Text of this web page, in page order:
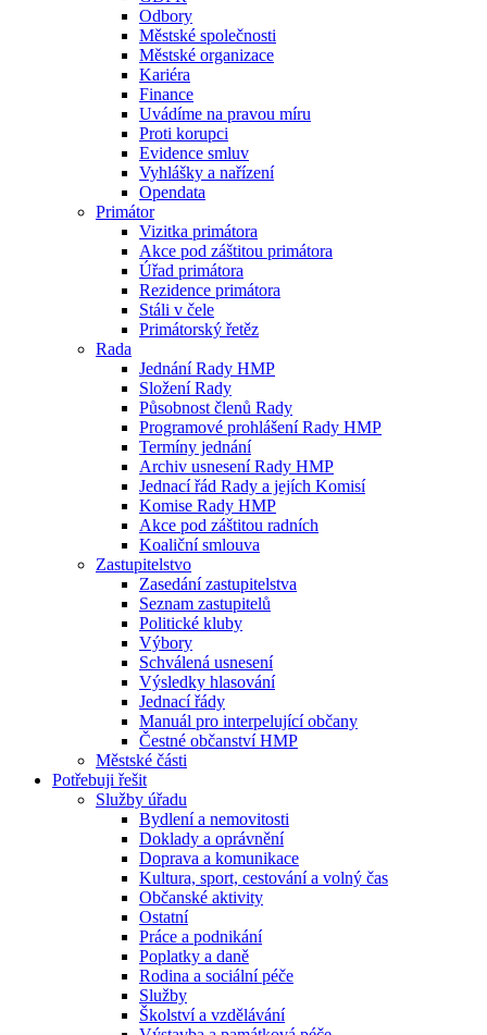
Odbory
Městské společnosti
Městské organizace
Kariéra
Finance
Uvádíme na pravou míru
Proti korupci
Evidence smluv
Vyhlášky a nařízení
Opendata
Primátor
Vizitka primátora
Akce pod záštitou primátora
Úřad primátora
Rezidence primátora
Stáli v čele
Primátorský řetěz
Rada
Jednání Rady HMP
Složení Rady
Působnost členů Rady
Programové prohlášení Rady HMP
Termíny jednání
Archiv usnesení Rady HMP
Jednací řád Rady a jejích Komisí
Komise Rady HMP
Akce pod záštitou radních
Koaliční smlouva
Zastupitelstvo
Zasedání zastupitelstva
Seznam zastupitelů
Politické kluby
Výbory
Schválená usnesení
Výsledky hlasování
Jednací řády
Manuál pro interpelující občany
Čestné občanství HMP
Městské části
Potřebuji řešit
Služby úřadu
Bydlení a nemovitosti
Doklady a oprávnění
Doprava a komunikace
Kultura, sport, cestování a volný čas
Občanské aktivity
Ostatní
Práce a podnikání
Poplatky a daně
Rodina a sociální péče
Služby
Školství a vzdělávání